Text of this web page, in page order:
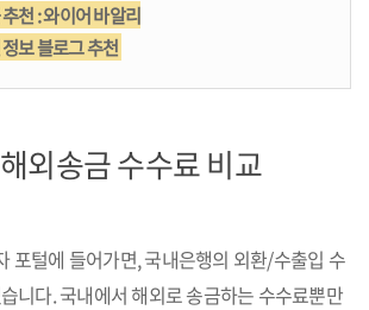
천 : 와이어 바알리
보 블로그 추천
외송금 수수료 비교
포털에 들어가면, 국내은행의 외환/수출입 수
니다. 국내에서 해외로 송금하는 수수료뿐만